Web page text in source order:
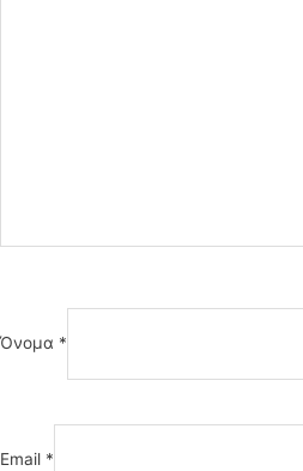
Όνομα *
Email *